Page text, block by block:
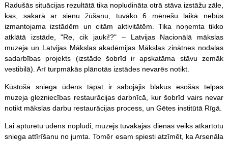
Radušās situācijas rezultātā tika nopludināta otrā stāva izstāžu zāle,
kas, sakarā ar sienu žūšanu, tuvāko 6 mēnešu laikā nebūs
izmantojama izstādēm un citām aktivitātēm. Tika noņemta tikko
atklātā izstāde, "Re, cik jauki!?" – Latvijas Nacionālā mākslas
muzeja un Latvijas Mākslas akadēmijas Mākslas zinātnes nodaļas
sadarbības projekts (izstāde šobrīd ir apskatāma stāvu zemāk
vestibilā). Arī turpmākās plānotās izstādes nevarēs notikt.
Kūstošā sniega ūdens tāpat ir sabojājis blakus esošās telpas
muzeja glezniecības restaurācijas darbnīcā, kur šobrīd vairs nevar
notikt mākslas darbu restaurācijas process, un Gētes institūtā Rīgā.
Lai apturētu ūdens noplūdi, muzejs tuvākajās dienās veiks atkārtotu
sniega attīrīšanu no jumta. Tomēr esam spiesti atzīmēt, ka Arsenāla